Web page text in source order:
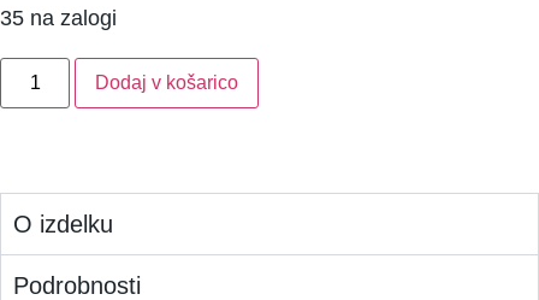
35 na zalogi
Dodaj v košarico
O izdelku
Podrobnosti